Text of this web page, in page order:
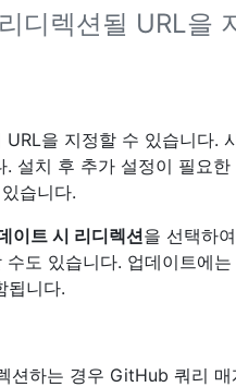
디렉션될 URL을
을 지정할 수 있습니다.
. 설치 후 추가 설정이 필요
습니다.
이트 시 리디렉션을 선택하
도 있습니다. 업데이트에
됩니다.
션하는 경우 GitHub 쿼리